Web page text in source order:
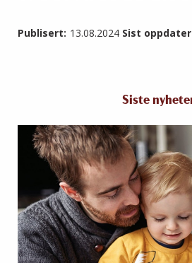
Publisert: 13.08.2024 Sist
Siste